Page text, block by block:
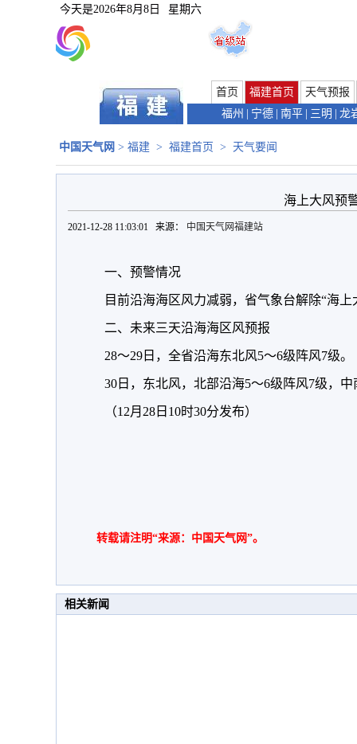
今天是2026年8月8日 星期六
首页 福建首页
天气预报
福州
宁德 南平 三明 龙
中国天气网 > 福建 > 福建首页 > 天气要闻
海上大风预
2021-12-28 11:03:01 来源： 中国天气网福建站
一、预警情况
目前沿海海区风力减弱，省气象台解除“海
二、未来三天沿海海区风预报
28～29日，全省沿海东北风5～6级阵风7级。
30日，东北风，北部沿海5～6级阵风7级，
（12月28日10时30分发布）
转载请注明“来源：中国天气网”。
相关新闻